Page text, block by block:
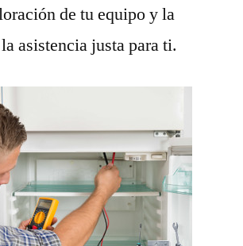
de tu equipo y la
asistencia justa para ti.